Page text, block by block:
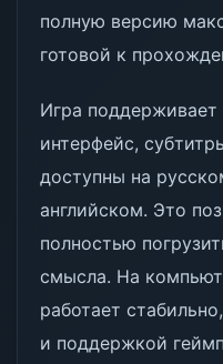
полную версию
готовой к
Игра
интерфейс,
доступны на
английском. Это
полностью
смысла. На
работает
и поддержкой